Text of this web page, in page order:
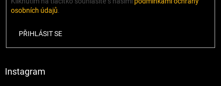
osobních údajů.
PŘIHLÁSIT SE
Instagram